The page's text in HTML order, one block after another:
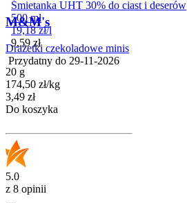
Śmietanka UHT 30% do ciast i deserów
500 ml
19,18 zł/l
Cena
9,59 zł
Przydatny do 29-11-2026
M&M's
Drażetki czekoladowe minis
20 g
174,50 zł/kg
Cena
3,49 zł
Do koszyka
5.0
z 8 opinii